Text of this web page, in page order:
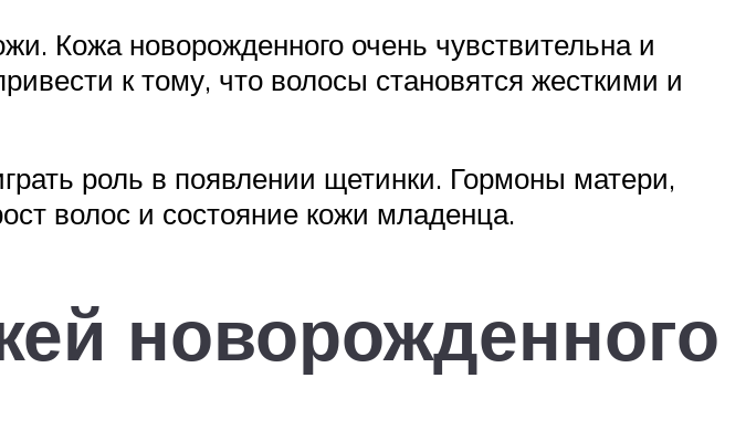
Кожа новорожденного очень чувствительна и
к тому, что волосы становятся жесткими и
роль в появлении щетинки. Гормоны матери,
волос и состояние кожи младенца.
новорожденного